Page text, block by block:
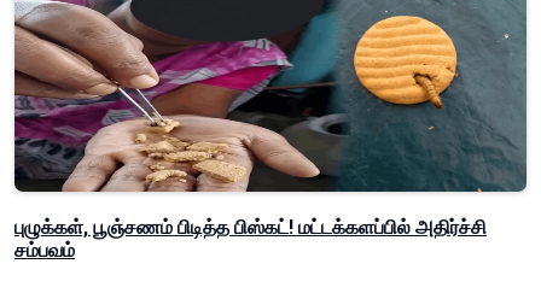
புழுக்கள், பூஞ்சணம் பிடித்த பிஸ்கட்! மட்டக்களப்பில் அதிர்ச்சி
சம்பவம்